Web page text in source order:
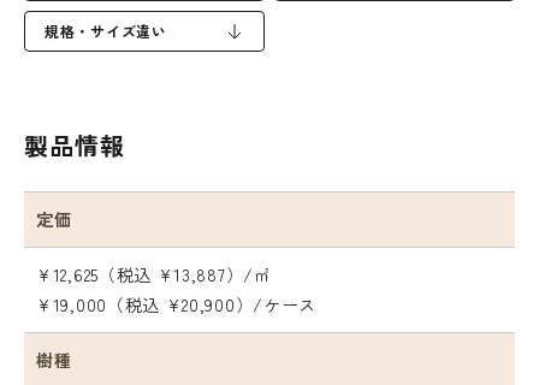
規格・サイズ違い
製品情報
定価
¥12,625（税込 ¥13,887）/㎡
¥19,000（税込 ¥20,900）/ケース
樹種